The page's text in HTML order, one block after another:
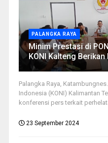
PALANGKA RAYA
Minim Prestasi di
KONI Kalteng
Palangka Raya,
Indonesia (KONI) Kalimantan
konferensi pers terkait
23 September 2024